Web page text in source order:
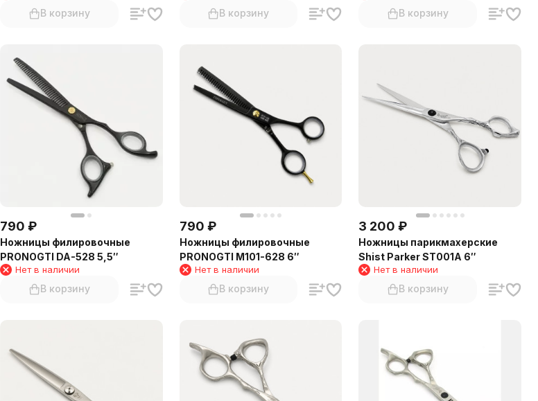
В корзину В корзину В корзину
790 ₽
Ножницы филировочные
PRONOGTI DA-528 5,5″
Нет в наличии
В корзину
790 ₽
Ножницы филировочные
PRONOGTI M101-628 6″
Нет в наличии
В корзину
3 200 ₽
Ножницы парикмахерские
Shist Parker ST001A 6″
Нет в наличии
В корзину